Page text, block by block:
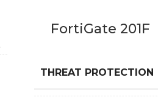
FortiGate 201F
THREAT PROTECTION